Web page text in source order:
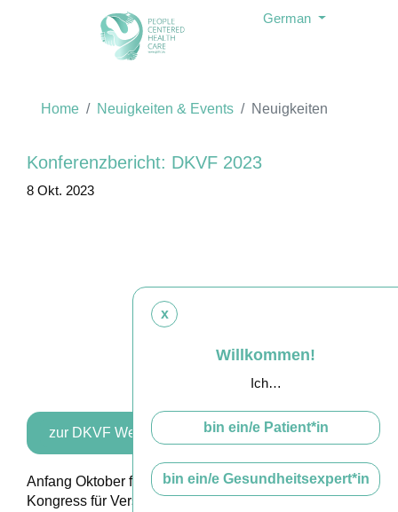
German
Home Neuigkeiten & Events Neuigkeiten
Konferenzbericht: DKVF 2023
8 Okt. 2023
zur DKVF Website
Anfang Oktober fand der diesjährige Deutsche
Kongress für Versorgungsforschung in Berlin statt und
x
Willkommen!
Ich…
bin ein/e Patient*in
bin ein/e Gesundheitsexpert*in